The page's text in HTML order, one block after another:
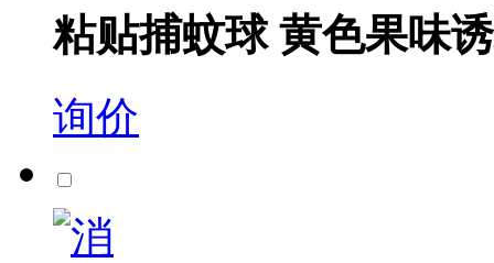
粘贴捕蚊球 黄色果味
询价